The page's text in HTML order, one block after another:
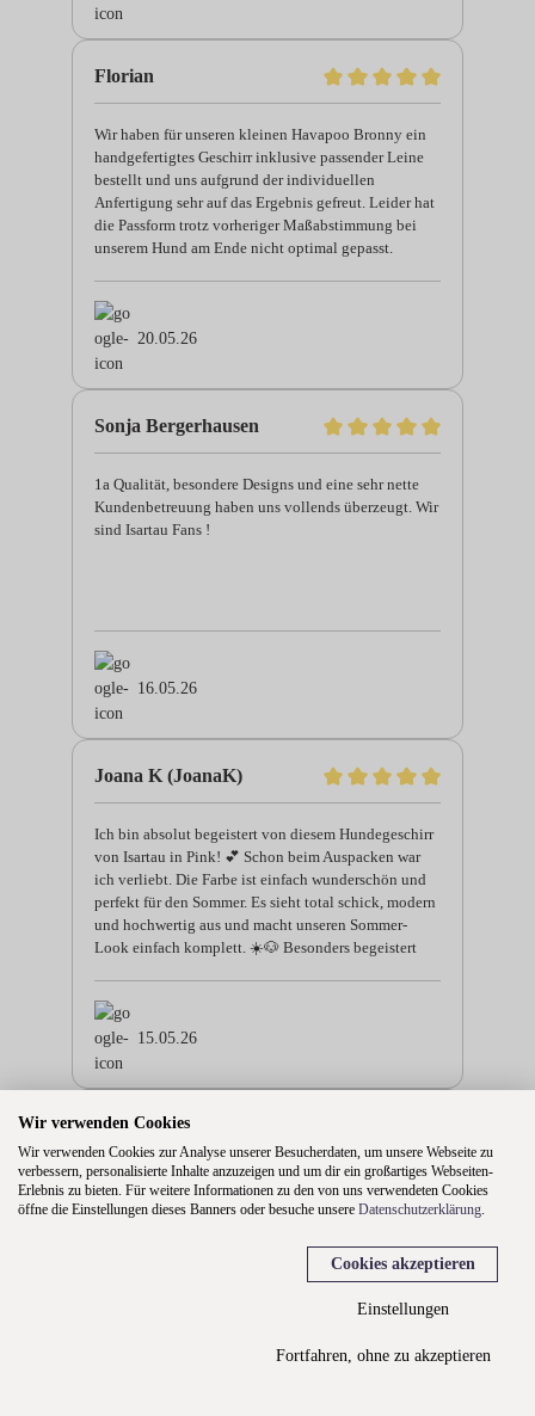
Florian
Wir haben für unseren kleinen Havapoo Bronny ein
handgefertigtes Geschirr inklusive passender Leine
bestellt und uns aufgrund der individuellen
Anfertigung sehr auf das Ergebnis gefreut. Leider hat
die Passform trotz vorheriger Maßabstimmung bei
unserem Hund am Ende nicht optimal gepasst.
schwieriger zu sein als gedacht. Trotzdem möchten
wir ausdrücklich den sehr freundlichen, ehrlichen
und bemühten Kunde...
20.05.26
Sonja Bergerhausen
1a Qualität, besondere Designs und eine sehr nette
Kundenbetreuung haben uns vollends überzeugt. Wir
sind Isartau Fans !
16.05.26
Joana K (JoanaK)
Ich bin absolut begeistert von diesem Hundegeschirr
von Isartau in Pink! 💕 Schon beim Auspacken war
ich verliebt. Die Farbe ist einfach wunderschön und
perfekt für den Sommer. Es sieht total schick, modern
und hochwertig aus und macht unseren Sommer-
Look einfach komplett. ☀️🐶 Besonders begeistert
angenehm zu sein. Die Verarbeitung ist wirklich top,
alles wirkt stabil, hochwertig und mit viel...
15.05.26
Lisa Schätzle
Wir haben schon zwei Geschirre und ein Halsband
von Isartau und sind super happy damit. Sie sind sehr
super bequem für unsere Hündin und optisch einfach
ein Hingucker. Es lief alles reibungslos ab und das
bestellen - die Designs sind einfach besonders und
Fortfahren, ohne zu akzeptieren
Wir verwenden Cookies
Wir verwenden Cookies zur Analyse unserer Besucherdaten, um unsere Webseite zu
verbessern, personalisierte Inhalte anzuzeigen und um dir ein großartiges Webseiten-
Erlebnis zu bieten. Für weitere Informationen zu den von uns verwendeten Cookies
öffne die Einstellungen dieses Banners oder besuche unsere Datenschutzerklärung.
Cookies akzeptieren
Einstellungen